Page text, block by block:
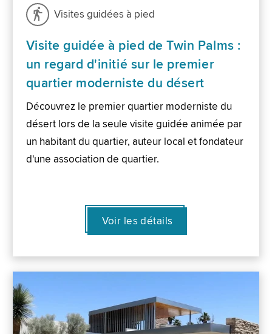
Visites guidées à pied
Visite guidée à pied de Twin Palms :
un regard d'initié sur le premier
quartier moderniste du désert
Découvrez le premier quartier moderniste du
désert lors de la seule visite guidée animée par
un habitant du quartier, auteur local et fondateur
d'une association de quartier.
Voir les détails